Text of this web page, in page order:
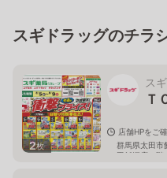
スギドラッグのチラ
2枚
ス
Ｔ
店舗HPをご
群馬県太田
田飯塚店１階